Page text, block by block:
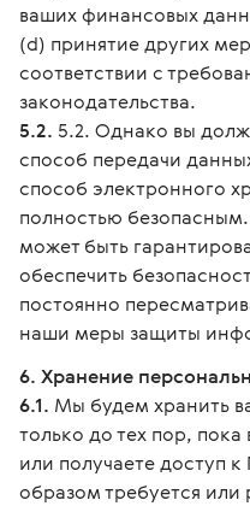
ваших финансовых
(d) принятие других
соответствии с
законодательства.
5.2. 5.2. Однако вы
способ передачи
способ электронного
полностью
может быть
обеспечить
постоянно
наши меры защиты
6. Хранение
6.1. Мы будем хранить
только до тех пор,
или получаете доступ
образом требуется